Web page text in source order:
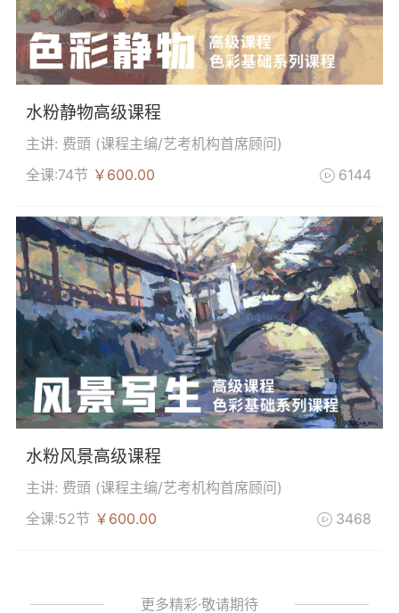
水粉静物高级课程
主讲: 费頭 (课程主编/艺考机构首席顾问)
全课:74节 ￥600.00  6144
水粉风景高级课程
主讲: 费頭 (课程主编/艺考机构首席顾问)
全课:52节 ￥600.00  3468
更多精彩·敬请期待